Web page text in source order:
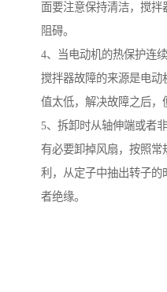
面要注意保持清洁，搅
阻碍。
4、当电动机的热保护连
搅拌器故障的来源是电
值太低，解决故障之后，
5、拆卸时从轴伸端或者
有必要卸掉风扇，按照常
利，从定子中抽出转子
者绝缘。